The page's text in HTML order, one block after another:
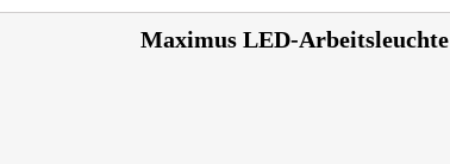
Maximus LED-Arbeitsleuchte